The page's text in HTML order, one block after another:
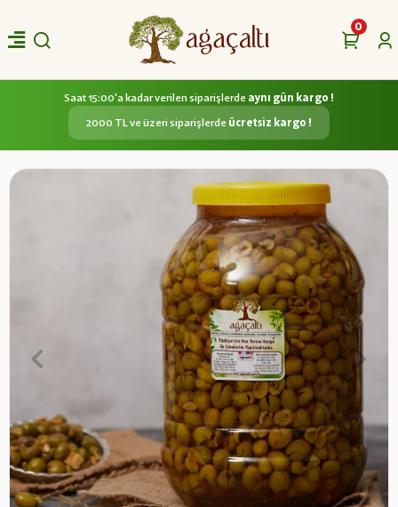
0
Saat 15:00'a kadar verilen siparişlerde aynı gün kargo !
2000 TL ve üzeri siparişlerde ücretsiz kargo !